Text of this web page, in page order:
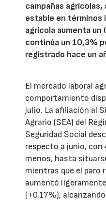
campañas
estable en términos
agrícola aumenta un
continúa un 10,3%
registrado hace un
El mercado laboral
comportamiento
julio. La afiliación al
Agrario (SEA) del
Seguridad Social
respecto a junio,
menos, hasta
mientras que el paro
aumentó
(+0,17%),